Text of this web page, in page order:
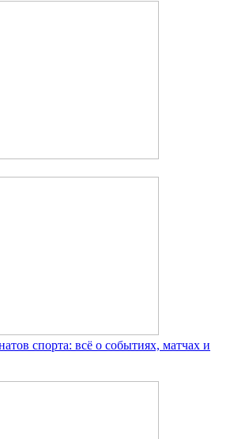
спорта: всё о событиях, матчах и